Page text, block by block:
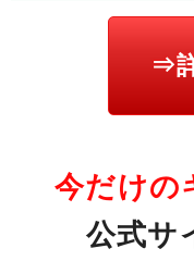
⇒
今だけの
公式サ